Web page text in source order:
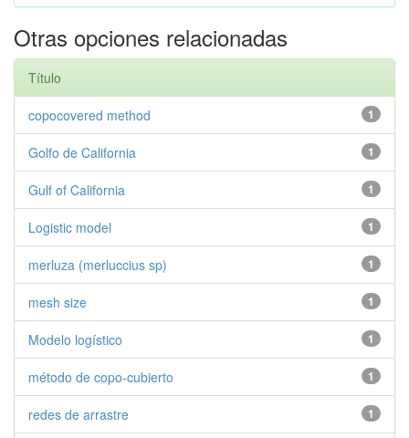
Otras opciones relacionadas
Título
1
copocovered method
1
Golfo de California
1
Gulf of California
1
Logistic model
1
merluza (merluccius sp)
1
mesh size
1
Modelo logístico
1
método de copo-cubierto
1
redes de arrastre